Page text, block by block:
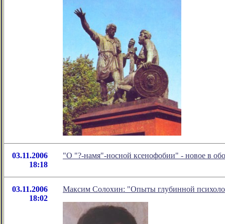
03.11.2006
18:18
"О "?-намя"-носной ксенофобии" - новое в
03.11.2006
18:02
Максим Солохин: "Опыты глубинной